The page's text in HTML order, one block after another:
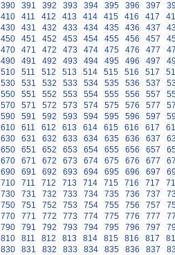
390 391 392 393 394 395 396 397
410 411 412 413 414 415 416 417
430 431 432 433 434 435 436 437
450 451 452 453 454 455 456 457
470 471 472 473 474 475 476 477
490 491 492 493 494 495 496 497
510 511 512 513 514 515 516 517
530 531 532 533 534 535 536 537
550 551 552 553 554 555 556 557
570 571 572 573 574 575 576 577
590 591 592 593 594 595 596 597
610 611 612 613 614 615 616 617
630 631 632 633 634 635 636 637
650 651 652 653 654 655 656 657
670 671 672 673 674 675 676 677
690 691 692 693 694 695 696 697
710 711 712 713 714 715 716 717
730 731 732 733 734 735 736 737
750 751 752 753 754 755 756 757
770 771 772 773 774 775 776 777
790 791 792 793 794 795 796 797
810 811 812 813 814 815 816 817
830 831 832 833 834 835 836 837